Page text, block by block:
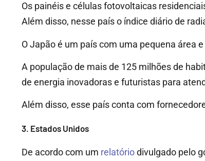
Os painéis e células fotovoltaicas
Além disso, nesse país o índice diário de
O Japão é um país com uma pequena área
A população de mais de 125 milhões de
de energia inovadoras e futuristas para
Além disso, esse país conta com
3. Estados Unidos
De acordo com um relatóriodivulgado pelo